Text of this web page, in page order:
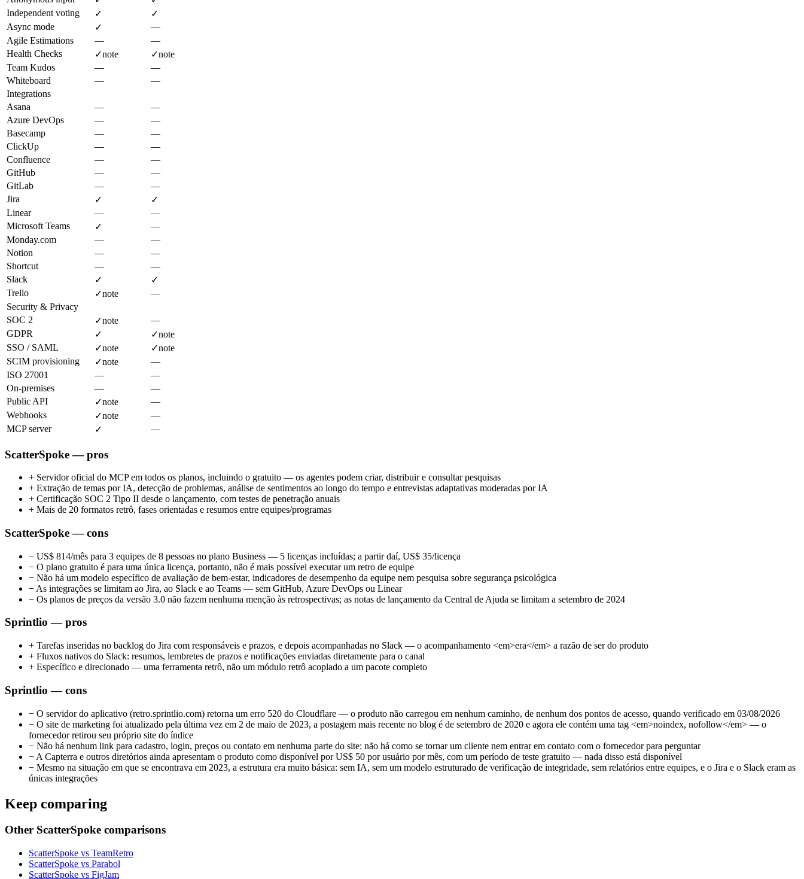
Independent voting
✓
✓
Async mode
✓
—
Agile Estimations
—
—
Health Checks
✓note ✓note
Team Kudos
—
—
Whiteboard
—
—
Integrations
Asana
—
—
Azure DevOps
—
—
Basecamp
—
—
ClickUp
—
—
Confluence
—
—
GitHub
—
—
GitLab
—
—
Jira
✓
✓
Linear
—
—
Microsoft Teams
✓
—
Monday.com
—
—
Notion
—
—
Shortcut
—
—
Slack
✓
✓
Trello
✓note
—
Security & Privacy
SOC 2
✓note
—
GDPR
✓ ✓note
SSO / SAML
✓note ✓note
SCIM provisioning
✓note
—
ISO 27001
—
—
On-premises
—
—
Public API
✓note
—
Webhooks
✓note
—
MCP server
✓ —
ScatterSpoke — pros
+ Servidor oficial do MCP em todos os planos, incluindo o gratuito — os agentes podem criar, distribuir e consultar pesquisas
+ Extração de temas por IA, detecção de problemas, análise de sentimentos ao longo do tempo e entrevistas adaptativas moderadas por IA
+ Certificação SOC 2 Tipo II desde o lançamento, com testes de penetração anuais
+ Mais de 20 formatos retrô, fases orientadas e resumos entre equipes/programas
ScatterSpoke — cons
− US$ 814/mês para 3 equipes de 8 pessoas no plano Business — 5 licenças incluídas; a partir daí, US$ 35/licença
− O plano gratuito é para uma única licença, portanto, não é mais possível executar um retro de equipe
− Não há um modelo específico de avaliação de bem-estar, indicadores de desempenho da equipe nem pesquisa sobre segurança psicológica
− As integrações se limitam ao Jira, ao Slack e ao Teams — sem GitHub, Azure DevOps ou Linear
− Os planos de preços da versão 3.0 não fazem nenhuma menção às retrospectivas; as notas de lançamento da Central de Ajuda se limitam a setembro de 2024
Sprintlio — pros
+ Tarefas inseridas no backlog do Jira com responsáveis e prazos, e depois acompanhadas no Slack — o acompanhamento <em>era</em> a razão de ser do produto
+ Fluxos nativos do Slack: resumos, lembretes de prazos e notificações enviadas diretamente para o canal
+ Específico e direcionado — uma ferramenta retrô, não um módulo retrô acoplado a um pacote completo
Sprintlio — cons
− O servidor do aplicativo (retro.sprintlio.com) retorna um erro 520 do Cloudflare — o produto não carregou em nenhum caminho, de nenhum dos pontos de acesso, quando verificado em 03/08/2026
− O site de marketing foi atualizado pela última vez em 2 de maio de 2023, a postagem mais recente no blog é de setembro de 2020 e agora ele contém uma tag <em>noindex, nofollow</em> — o
fornecedor retirou seu próprio site do índice
− Não há nenhum link para cadastro, login, preços ou contato em nenhuma parte do site: não há como se tornar um cliente nem entrar em contato com o fornecedor para perguntar
− A Capterra e outros diretórios ainda apresentam o produto como disponível por US$ 50 por usuário por mês, com um período de teste gratuito — nada disso está disponível
− Mesmo na situação em que se encontrava em 2023, a estrutura era muito básica: sem IA, sem um modelo estruturado de verificação de integridade, sem relatórios entre equipes, e o Jira e o Slack eram as
únicas integrações
Keep comparing
Other ScatterSpoke comparisons
ScatterSpoke vs TeamRetro
ScatterSpoke vs Parabol
ScatterSpoke vs FigJam